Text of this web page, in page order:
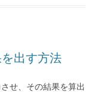
出す方法
せ、その結果を算出